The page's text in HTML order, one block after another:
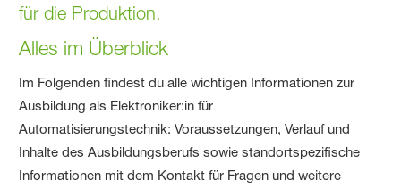
für die Produktion.
Alles im Überblick
Im Folgenden findest du alle wichtigen Informationen zur
Ausbildung als Elektroniker:in für
Automatisierungstechnik: Voraussetzungen, Verlauf und
Inhalte des Ausbildungsberufs sowie standortspezifische
Informationen mit dem Kontakt für Fragen und weitere